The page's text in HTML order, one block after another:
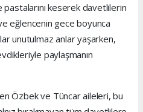
pastalarını keserek davetlilerin
eğlencenin gece boyunca
unutulmaz anlar yaşarken,
paylaşmanın
Özbek ve Tüncar aileleri, bu